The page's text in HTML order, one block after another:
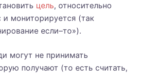
цель, относительно
и мониторируется (так
если–то»).
могут не принимать
получают (то есть считать,